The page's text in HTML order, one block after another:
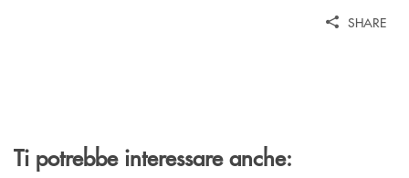
SHARE
Ti potrebbe interessare anche: